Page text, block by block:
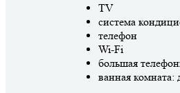
TV
система
телефон
Wi-Fi
большая
ванная